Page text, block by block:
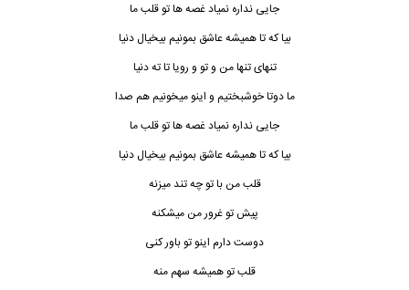
جایی نداره نمیاد غصه ها تو قلب ما
بیا که تا همیشه عاشق بمونیمبیخیال دنیا
تنهای تنها من و تو و رویا تا ته دنیا
ما دوتا خوشبختیم و اینو میخونیم هم صدا
جایی نداره نمیاد غصه ها تو قلب ما
بیا که تا همیشه عاشق بمونیمبیخیال دنیا
قلب من با تو چه تند میزنه
پیش تو غرور من میشکنه
دوست دارم اینو تو باور کنی
قلب تو همیشه سهم منه